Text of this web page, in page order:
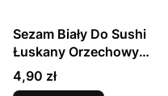
Sezam Biały Do Sushi
Łuskany Orzechowy
Smak i Aromat 50g
HOUSE OF ASIA
Cena
4,90 zł